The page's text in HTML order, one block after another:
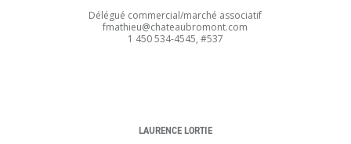
Délégué commercial/marché associatif
fmathieu@chateaubromont.com
1 450 534-4545, #537
LAURENCE LORTIE